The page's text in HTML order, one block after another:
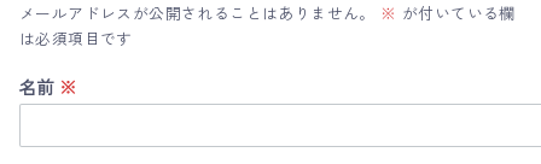
メールアドレスが公開されることはありません。 ※ が付いている欄
は必須項目です
名前 ※